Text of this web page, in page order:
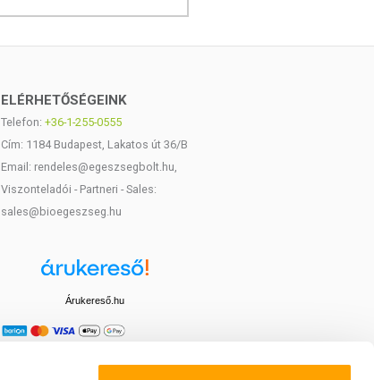
ELÉRHETŐSÉGEINK
Telefon: +36-1-255-0555
Cím: 1184 Budapest, Lakatos út 36/B
Email: rendeles@egeszsegbolt.hu,
Viszonteladói - Partneri - Sales:
sales@bioegeszseg.hu
Árukereső.hu